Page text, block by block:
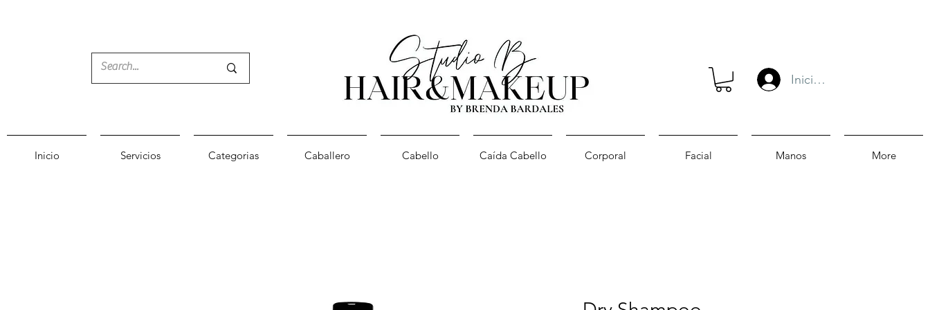
Iniciar sesión
Inicio Servicios Categorias Caballero Cabello Caída Cabello Corporal Facial Manos More